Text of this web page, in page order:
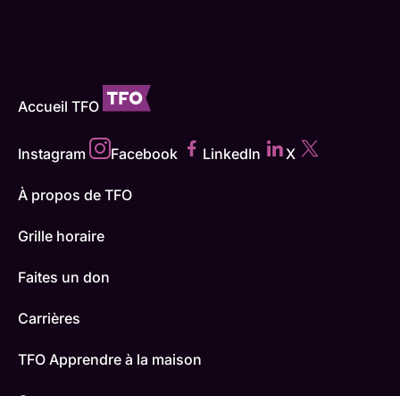
Accueil TFO
Instagram Facebook LinkedIn X
À propos de TFO
Grille horaire
Faites un don
Carrières
TFO Apprendre à la maison